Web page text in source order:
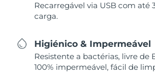
Recarregável via USB com até
carga.
Higiénico & Impermeável
Resistente a bactérias, livre de
100% impermeável, fácil de